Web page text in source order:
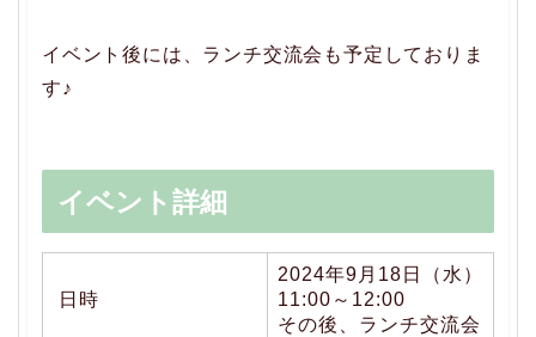
イベント後には、ランチ交流会も予定しておりま
す♪
イベント詳細
日時
2024年9月18日（水）
11:00～12:00
その後、ランチ交流会